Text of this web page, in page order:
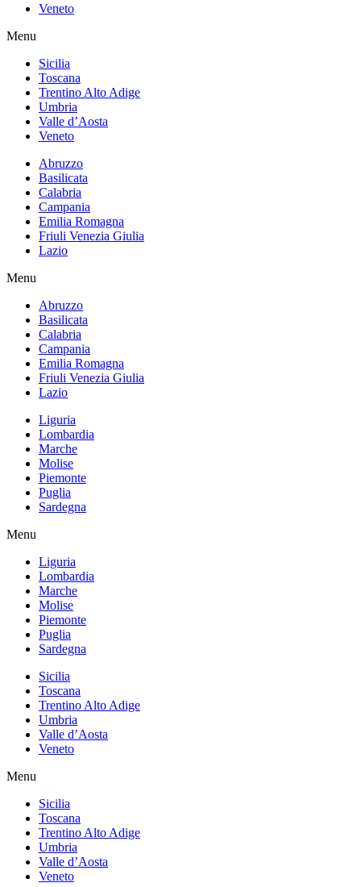
Veneto
Menu
Sicilia
Toscana
Trentino Alto Adige
Umbria
Valle d’Aosta
Veneto
Abruzzo
Basilicata
Calabria
Campania
Emilia Romagna
Friuli Venezia Giulia
Lazio
Menu
Abruzzo
Basilicata
Calabria
Campania
Emilia Romagna
Friuli Venezia Giulia
Lazio
Liguria
Lombardia
Marche
Molise
Piemonte
Puglia
Sardegna
Menu
Liguria
Lombardia
Marche
Molise
Piemonte
Puglia
Sardegna
Sicilia
Toscana
Trentino Alto Adige
Umbria
Valle d’Aosta
Veneto
Menu
Sicilia
Toscana
Trentino Alto Adige
Umbria
Valle d’Aosta
Veneto